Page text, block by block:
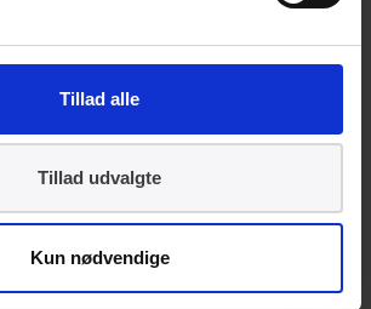
Tillad alle
Tillad udvalgte
Kun nødvendige
E:mag@ds.dk